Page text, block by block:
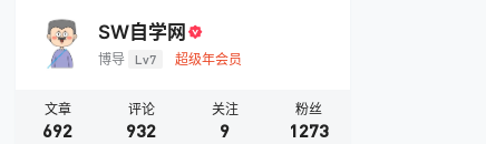
SW自学网
博导 Lv7 超级年会员
文章
692
评论
932
关注
9
粉丝
1273